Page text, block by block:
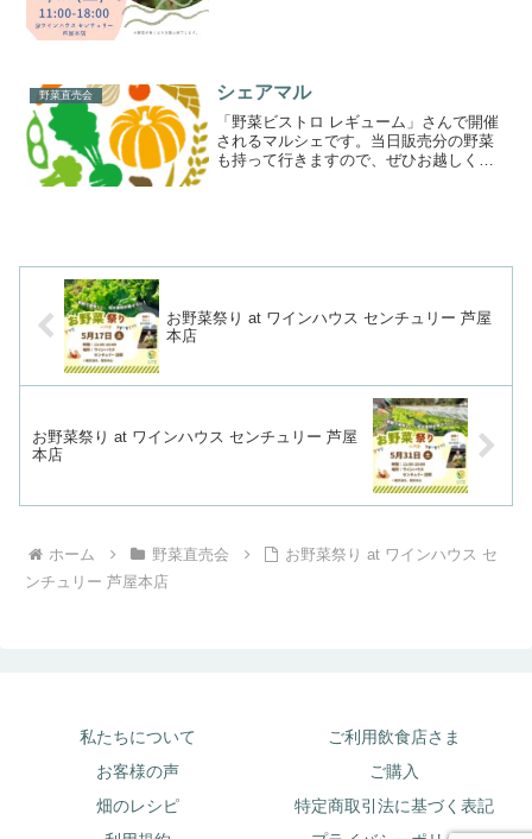
野菜直売会 シェアマル
「野菜ビストロ レギューム」さんで開催
されるマルシェです。当日販売分の野菜
も持って行きますので、ぜひお越しくだ
お野菜祭り at ワインハウス センチュリー 芦屋
本店
お野菜祭り at ワインハウス センチュリー 芦屋
本店
ホーム 野菜直売会
お野菜祭り at ワインハウス セ
ンチュリー 芦屋本店
私たちについて
ご利用飲食店さま
お客様の声
ご購入
畑のレシピ
特定商取引法に基づく表記